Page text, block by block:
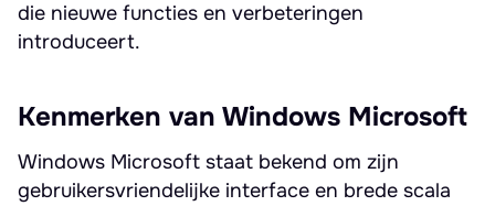
die nieuwe functies en verbeteringen
introduceert.
Kenmerken van Windows Microsoft
Windows Microsoft staat bekend om zijn
gebruikersvriendelijke interface en brede scala